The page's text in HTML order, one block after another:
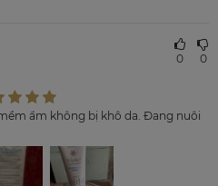
ẩm không bị khô da. Đang nuôi
0 0